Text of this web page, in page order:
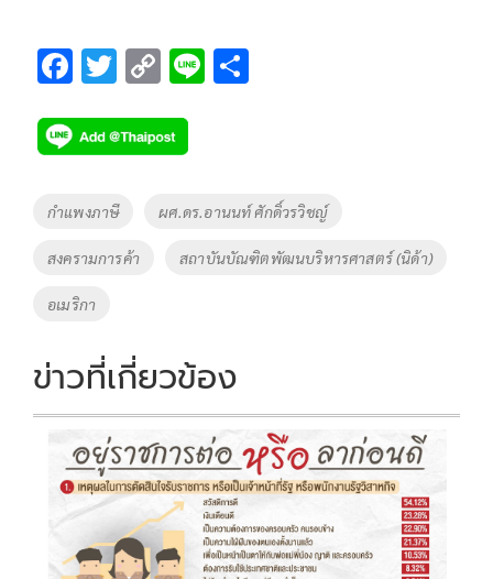
F
e
b
o
k
T
tt
er
C
p
y
Li
Li
Tags
กำแพงภาษี ผศ.ดร.อานนท์ ศักดิ์วรวิชญ์
สงครามการค้า สถาบันบัณฑิตพัฒนบริหารศาสตร์ (นิด้า)
อเมริกา
ข่าวที่เกี่ยวข้อง